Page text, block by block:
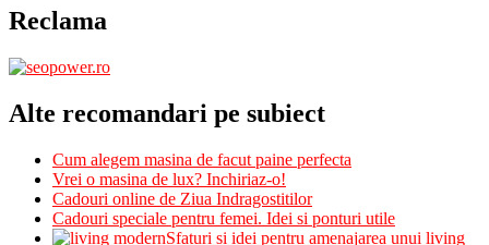
Reclama
Alte recomandari pe subiect
Cum alegem masina de facut paine perfecta
Vrei o masina de lux? Inchiriaz-o!
Cadouri online de Ziua Indragostitilor
Cadouri speciale pentru femei. Idei si ponturi utile
Sfaturi si idei pentru amenajarea unui living